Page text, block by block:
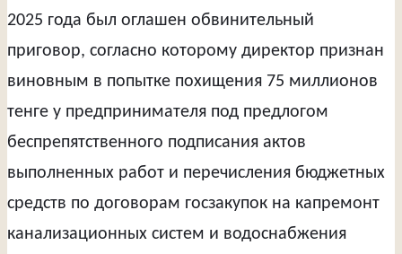
2025 года был оглашен обвинительный
приговор, согласно которому директор признан
виновным в попытке похищения 75 миллионов
тенге у предпринимателя под предлогом
беспрепятственного подписания актов
выполненных работ и перечисления бюджетных
средств по договорам госзакупок на капремонт
канализационных систем и водоснабжения